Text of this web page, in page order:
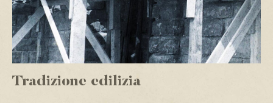
Tradizione edilizia